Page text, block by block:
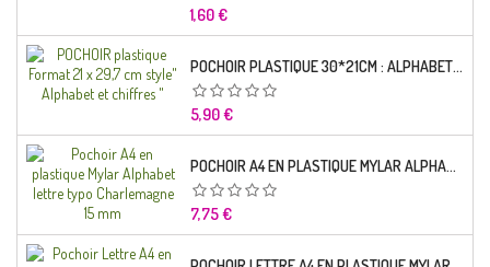
Prix
1,60 €
POCHOIR PLASTIQUE 30*21CM : ALPHABET (02)
Prix
5,90 €
POCHOIR A4 EN PLASTIQUE MYLAR ALPHABET LETTRE TYPO RAVIE 30 MM
Prix
7,75 €